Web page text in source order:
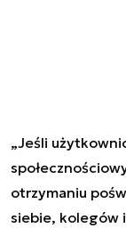
„Jeśli
otrzymaniu
siebie, kolegów